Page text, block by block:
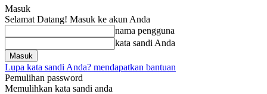
Masuk
Selamat Datang! Masuk ke akun Anda
nama pengguna
kata sandi Anda
Lupa kata sandi Anda? mendapatkan bantuan
Pemulihan password
Memulihkan kata sandi anda